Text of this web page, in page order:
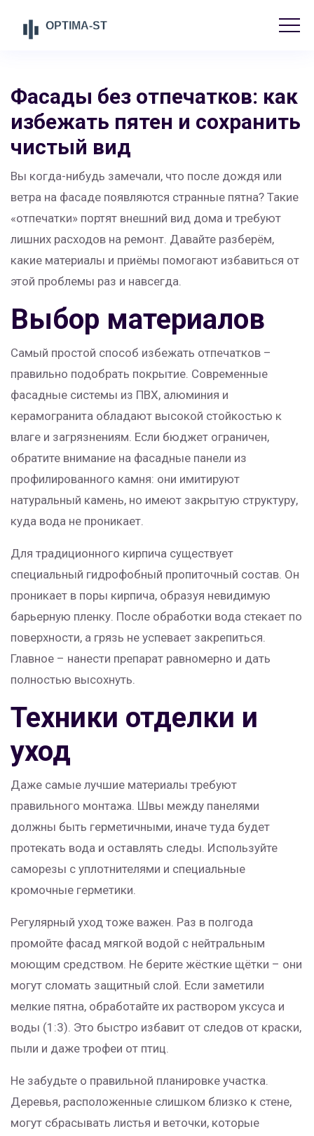
Фасады без отпечатков: как
избежать пятен и сохранить
чистый вид
Вы когда-нибудь замечали, что после дождя или
ветра на фасаде появляются странные пятна? Такие
«отпечатки» портят внешний вид дома и требуют
лишних расходов на ремонт. Давайте разберём,
какие материалы и приёмы помогают избавиться от
этой проблемы раз и навсегда.
Выбор материалов
Самый простой способ избежать отпечатков –
правильно подобрать покрытие. Современные
фасадные системы из ПВХ, алюминия и
керамогранита обладают высокой стойкостью к
влаге и загрязнениям. Если бюджет ограничен,
обратите внимание на фасадные панели из
профилированного камня: они имитируют
натуральный камень, но имеют закрытую структуру,
куда вода не проникает.
Для традиционного кирпича существует
специальный гидрофобный пропиточный состав. Он
проникает в поры кирпича, образуя невидимую
барьерную пленку. После обработки вода стекает по
поверхности, а грязь не успевает закрепиться.
Главное – нанести препарат равномерно и дать
полностью высохнуть.
Техники отделки и
уход
Даже самые лучшие материалы требуют
правильного монтажа. Швы между панелями
должны быть герметичными, иначе туда будет
протекать вода и оставлять следы. Используйте
саморезы с уплотнителями и специальные
кромочные герметики.
Регулярный уход тоже важен. Раз в полгода
промойте фасад мягкой водой с нейтральным
моющим средством. Не берите жёсткие щётки – они
могут сломать защитный слой. Если заметили
мелкие пятна, обработайте их раствором уксуса и
воды (1:3). Это быстро избавит от следов от краски,
пыли и даже трофеи от птиц.
Не забудьте о правильной планировке участка.
Деревья, расположенные слишком близко к стене,
могут сбрасывать листья и веточки, которые